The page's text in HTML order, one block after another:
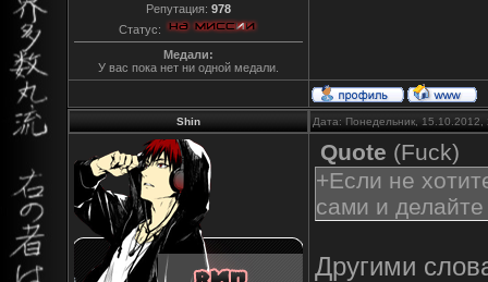
Репутация: 978
Статус:
Медали:
У вас пока нет ни одной медали.
Shin Дата: Понедельник,
Quote (Fuck)
+Если не
сами и
Другими